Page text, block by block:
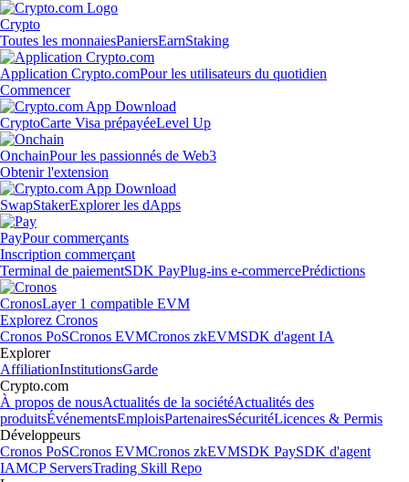
Crypto
Toutes les monnaiesPaniersEarnStaking
Application Crypto.comPour les utilisateurs du quotidien
Commencer
CryptoCarte Visa prépayéeLevel Up
OnchainPour les passionnés de Web3
Obtenir l'extension
SwapStakerExplorer les dApps
PayPour commerçants
Inscription commerçant
Terminal de paiementSDK PayPlug-ins e-commercePrédictions
CronosLayer 1 compatible EVM
Explorez Cronos
Cronos PoSCronos EVMCronos zkEVMSDK d'agent IA
Explorer
AffiliationInstitutionsGarde
Crypto.com
À propos de nousActualités de la sociétéActualités des
produitsÉvénementsEmploisPartenairesSécuritéLicences & Permis
Développeurs
Cronos PoSCronos EVMCronos zkEVMSDK PaySDK d'agent
IAMCP ServersTrading Skill Repo